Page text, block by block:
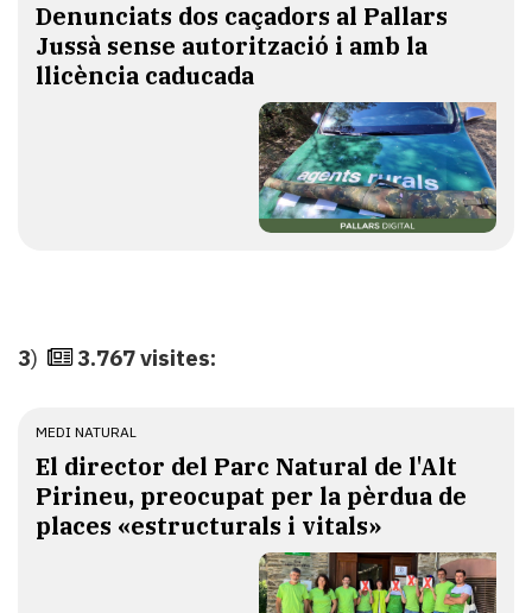
Denunciats dos caçadors al Pallars
Jussà sense autorització i amb la
llicència caducada
3) 3.767 visites:
MEDI NATURAL
El director del Parc Natural de l'Alt
Pirineu, preocupat per la pèrdua de
places «estructurals i vitals»